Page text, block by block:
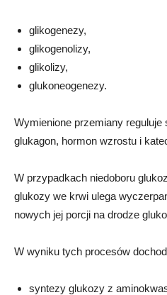
glikogenezy,
glikogenolizy,
glikolizy,
glukoneogenezy.
Wymienione przemiany reguluje
glukagon, hormon wzrostu i
W przypadkach niedoboru
glukozy we krwi ulega
nowych jej porcji na drodze
W wyniku tych procesów
syntezy glukozy z